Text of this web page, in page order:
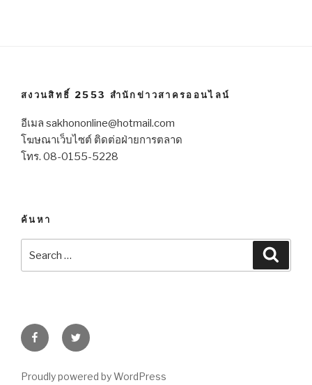
สงวนสิทธิ์ 2553 สำนักข่าวสาครออนไลน์
อีเมล sakhononline@hotmail.com
โฆษณาเว็บไซต์ ติดต่อฝ่ายการตลาด
โทร. 08-0155-5228
ค้นหา
FacebookTwitter
Proudly powered by WordPress